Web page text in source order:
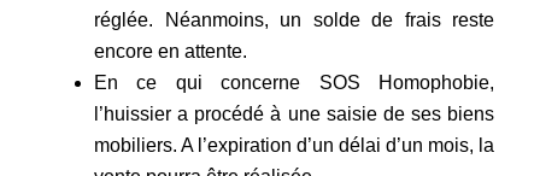
réglée. Néanmoins, un solde de frais reste
encore en attente.
En ce qui concerne SOS Homophobie,
l’huissier a procédé à une saisie de ses biens
mobiliers. A l’expiration d’un délai d’un mois, la